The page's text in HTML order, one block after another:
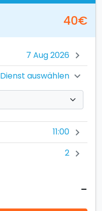
40€
chevron_right
Dienst auswählen chevron_right
11:00 chevron_right
2 chevron_right
-